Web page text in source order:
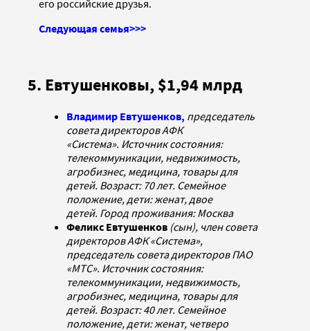
его российские друзья.
Следующая семья>>>
5. Евтушенковы, $1,94 млрд
Владимир Евтушенков, председатель
совета директоров АФК
«Система». Источник состояния:
телекоммуникации, недвижимость,
агробизнес, медицина, товары для
детей. Возраст: 70 лет. Семейное
положение, дети: женат, двое
детей. Город проживания: Москва
Феликс Евтушенков (сын), член совета
директоров АФК «Система»,
председатель совета директоров ПАО
«МТС». Источник состояния:
телекоммуникации, недвижимость,
агробизнес, медицина, товары для
детей. Возраст: 40 лет. Семейное
положение, дети: женат, четверо